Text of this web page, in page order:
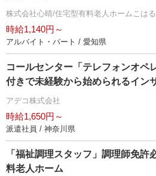
株式会社心晴/住宅型有料老人ホームこはる
時給1,140円～
アルバイト・パート / 愛知県
コールセンター「テレフォンオペ
付きで未経験から始められるイン
アデコ株式会社
時給1,650円～
派遣社員 / 神奈川県
「福祉調理スタッフ」調理師免許
料老人ホーム